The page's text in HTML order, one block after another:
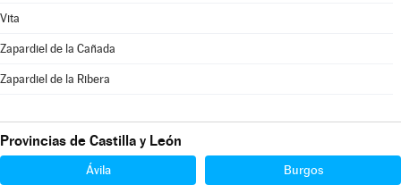
Vita
Zapardiel de la Cañada
Zapardiel de la Ribera
Provincias de Castilla y León
Ávila Burgos